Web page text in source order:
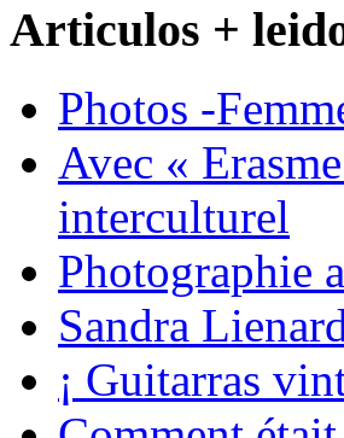
Articulos +
Photos -
Avec «
interculturel
Photographie
Sandra
¡ Guitarras